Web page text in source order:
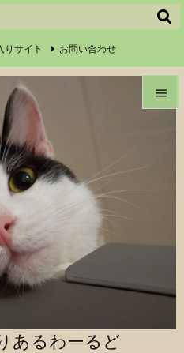
るわーるど

りサイト お問い合わせ